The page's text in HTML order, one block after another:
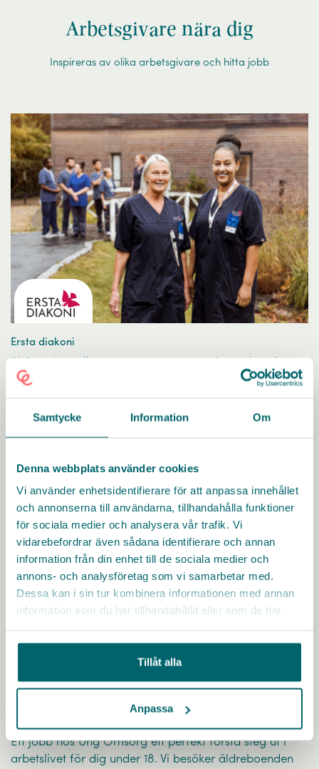
Samtycke Information Om
Denna webbplats använder cookies
Vi använder enhetsidentifierare för att anpassa innehållet
och annonserna till användarna, tillhandahålla funktioner
för sociala medier och analysera vår trafik. Vi
vidarebefordrar även sådana identifierare och annan
information från din enhet till de sociala medier och
annons- och analysföretag som vi samarbetar med.
Dessa kan i sin tur kombinera informationen med annan
information som du har tillhandahållit eller som de har
Tillåt alla
Anpassa
Arbetsgivare nära dig
Inspireras av olika arbetsgivare och hitta jobb
Ersta diakoni
På Ersta diakoni får du inte bara ett jobb – du blir en del av något
större. På Ersta diakoni är arbetssätten baserade på forskning och
beprövad erfarenhet – vi vill göra rätt från början.
KARRIÄRMÅL FÖRMÅNER
LEDARSKAP
DIGITALA VERKTYG
Ett jobb hos Ung Omsorg ett perfekt första steg ut i
arbetslivet för dig under 18. Vi besöker äldreboenden